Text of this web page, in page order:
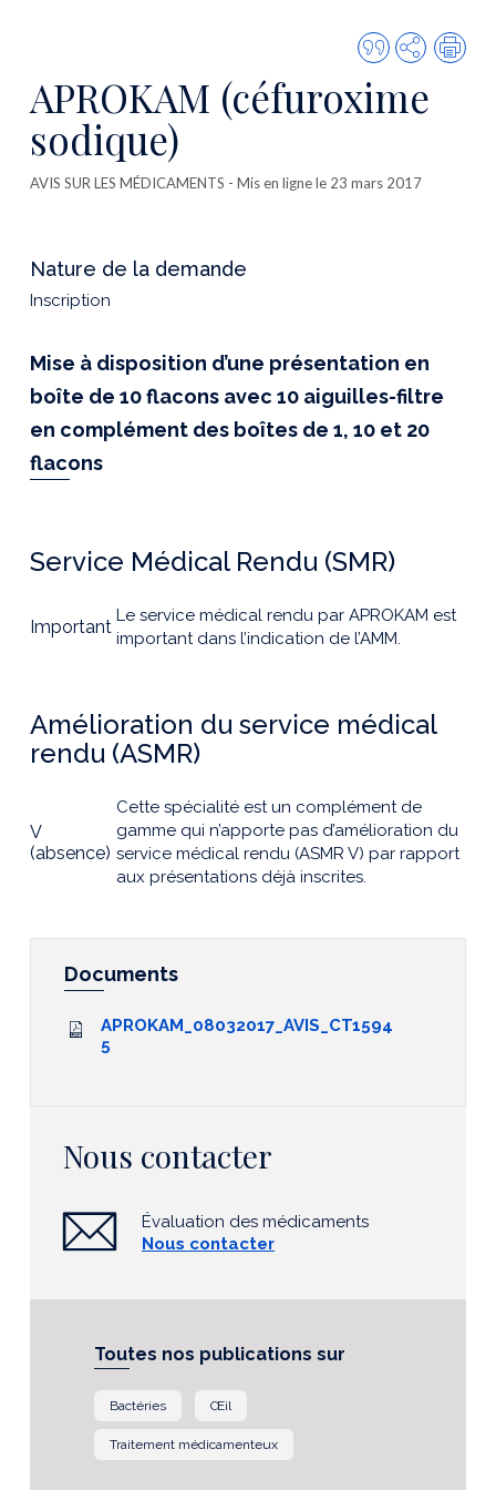
Citer
cette
publication
Partager
APROKAM (céfuroxime
sodique)
AVIS SUR LES MÉDICAMENTS - Mis en ligne le 23 mars 2017
Nature de la demande
Inscription
Mise à disposition d’une présentation en
boîte de 10 flacons avec 10 aiguilles-filtre
en complément des boîtes de 1, 10 et 20
flacons
Service Médical Rendu (SMR)
Important
Le service médical rendu par APROKAM est
important dans l’indication de l’AMM.
Amélioration du service médical
rendu (ASMR)
V
(absence)
Cette spécialité est un complément de
gamme qui n’apporte pas d’amélioration du
service médical rendu (ASMR V) par rapport
aux présentations déjà inscrites.
Documents
APROKAM_08032017_AVIS_CT1594
5
Nous contacter
Évaluation des médicaments
Nous contacter
Toutes nos publications sur
Bactéries Œil
Traitement médicamenteux